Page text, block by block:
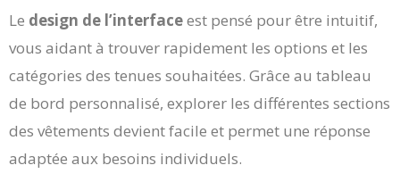
Le design de l’interfaceest pensé pour être intuitif,
vous aidant à trouver rapidement les options et les
catégories des tenues souhaitées. Grâce au tableau
de bord personnalisé, explorer les différentes sections
des vêtements devient facile et permet une réponse
adaptée aux besoins individuels.